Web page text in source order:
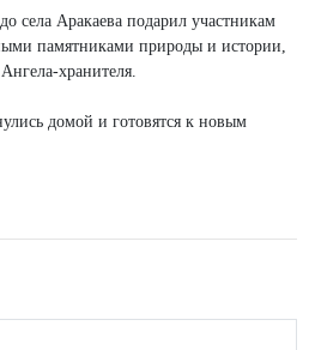
села Аракаева подарил участникам
памятниками природы и истории,
хранителя.
домой и готовятся к новым